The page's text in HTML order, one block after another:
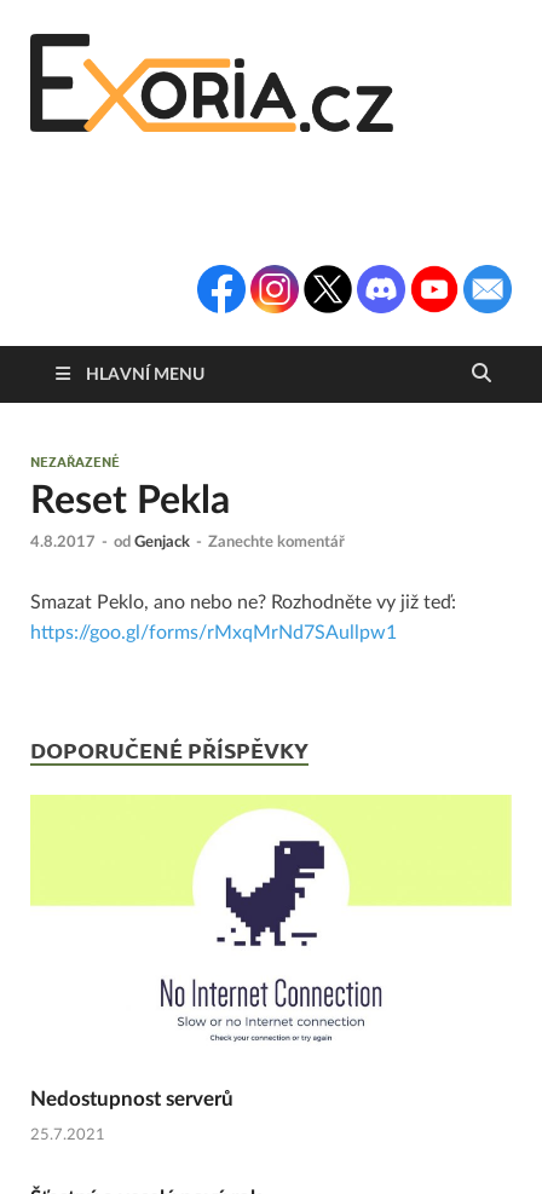
HLAVNÍ MENU
NEZAŘAZENÉ
Reset Pekla
4.8.2017 - od Genjack - Zanechte komentář
Smazat Peklo, ano nebo ne? Rozhodněte vy již teď:
https://goo.gl/forms/rMxqMrNd7SAullpw1
DOPORUČENÉ PŘÍSPĚVKY
Nedostupnost serverů
25.7.2021